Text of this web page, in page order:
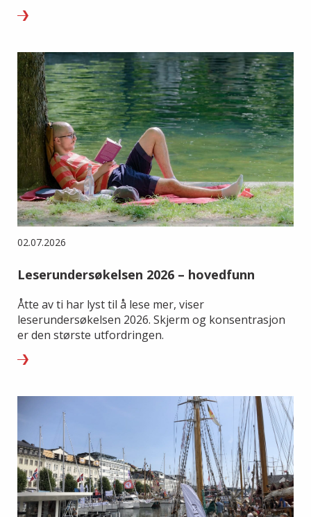
02.07.2026
Leserundersøkelsen 2026 – hovedfunn
Åtte av ti har lyst til å lese mer, viser
leserundersøkelsen 2026. Skjerm og konsentrasjon
er den største utfordringen.